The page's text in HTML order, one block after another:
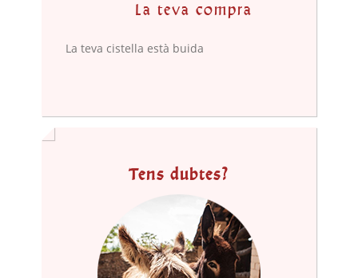
La teva compra
La teva cistella està buida
Tens dubtes?